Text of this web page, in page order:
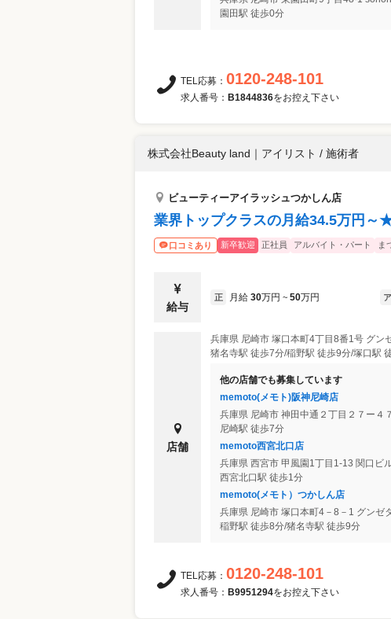
園田駅 徒歩0分
TEL応募： 0120-248-101
求人番号： B1844836をお控え下さい
株式会社Beauty land ｜ アイリスト / 施術者
ビューティーアイラッシュつかしん店
業界トップクラスの月給34.5万円～
口コミあり 新卒歓迎 正社員 アルバイト・パート ま
給与
正 月給 30万円 ~ 50万円 ア
店舗
兵庫県 尼崎市 塚口本町4丁目8番1号 グン
猪名寺駅 徒歩7分/稲野駅 徒歩9分/塚口駅
他の店舗でも募集しています
memoto(メモト)阪神尼崎店
兵庫県 尼崎市 神田中通２丁目２７ー４
尼崎駅 徒歩7分
memoto西宮北口店
兵庫県 西宮市 甲風園1丁目1‐13 関口ビ
西宮北口駅 徒歩1分
memoto(メモト）つかしん店
兵庫県 尼崎市 塚口本町4－8－1 グンゼ
稲野駅 徒歩8分/猪名寺駅 徒歩9分
TEL応募： 0120-248-101
求人番号： B9951294をお控え下さい